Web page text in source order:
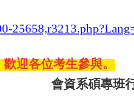
迎各位考生參與。
會資系碩專班